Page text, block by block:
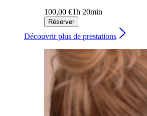
100,00 €1h 20min
Réserver
Découvrir plus de prestations